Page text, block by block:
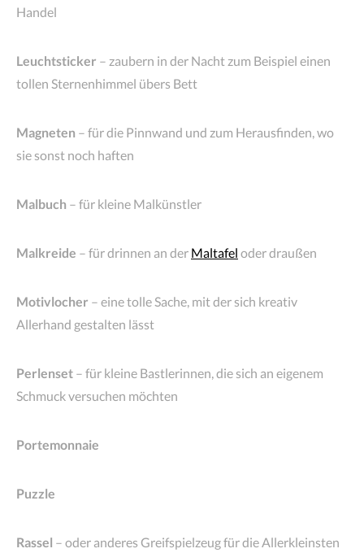
Handel
Leuchtsticker – zaubern in der Nacht zum Beispiel einen
tollen Sternenhimmel übers Bett
Magneten – für die Pinnwand und zum Herausfinden, wo
sie sonst noch haften
Malbuch – für kleine Malkünstler
Malkreide – für drinnen an der Maltafel oder draußen
Motivlocher – eine tolle Sache, mit der sich kreativ
Allerhand gestalten lässt
Perlenset – für kleine Bastlerinnen, die sich an eigenem
Schmuck versuchen möchten
Portemonnaie
Puzzle
Rassel – oder anderes Greifspielzeug für die Allerkleinsten